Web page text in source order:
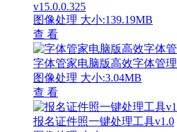
v15.0.0.325
图像处理 大小:139.19MB
查 看
字体管家电脑版高效字体管
图像处理 大小:3.04MB
查 看
报名证件照一键处理工具v1.0